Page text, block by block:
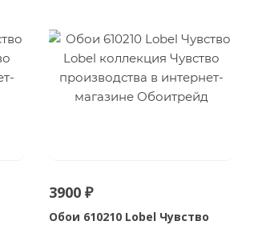
3900 ₽
Обои 610210 Lobel Чувство